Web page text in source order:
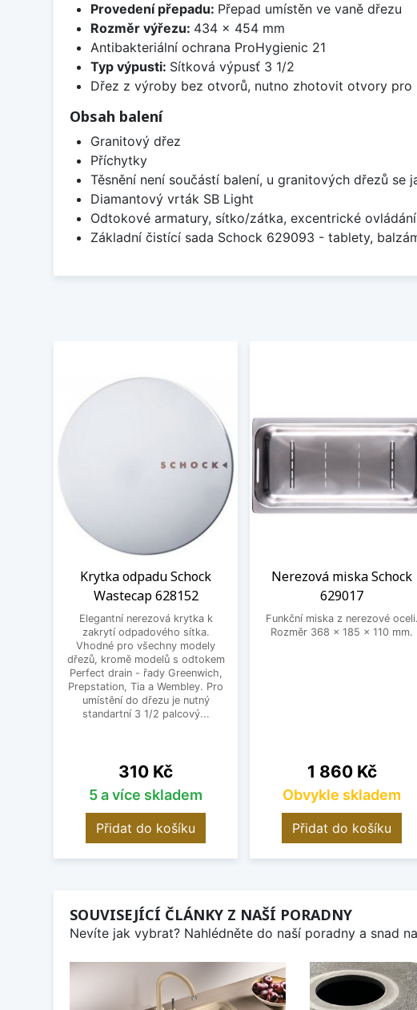
Provedení přepadu: Přepad umístěn ve vaně dřezu
Rozměr výřezu: 434 x 454 mm
Antibakteriální ochrana ProHygienic 21
Typ výpusti: Sítková výpusť 3 1/2
Dřez z výroby bez otvorů, nutno zhotovit otvory pro
Obsah balení
Granitový dřez
Příchytky
Těsnění není součástí balení, u granitových dřezů se
Diamantový vrták SB Light
Odtokové armatury, sítko/zátka, excentrické ovládání
Základní čistící sada Schock 629093 - tablety,
Krytka odpadu Schock
Wastecap 628152
Elegantní nerezová krytka k
zakrytí odpadového sítka.
Vhodné pro všechny modely
dřezů, kromě modelů s odtokem
Perfect drain - řady Greenwich,
Prepstation, Tia a Wembley. Pro
umístění do dřezu je nutný
standartní 3 1/2 palcový...
Cena
310 Kč
5 a více skladem
Přidat do košíku
Nerezová miska Schock
629017
Funkční miska z nerezové oceli.
Rozměr 368 x 185 x 110 mm.
Cena
1 860 Kč
Obvykle skladem
Přidat do košíku
SOUVISEJÍCÍ ČLÁNKY Z NAŠÍ PORADNY
Nevíte jak vybrat? Nahlédněte do naší poradny a snad